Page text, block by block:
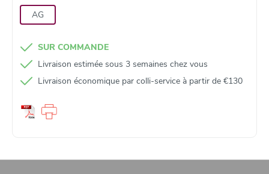
AG
SUR COMMANDE
Livraison estimée sous 3 semaines chez vous
Livraison économique par colli‑service à partir de €130